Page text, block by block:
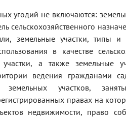
угодий не включаются:
сельскохозяйственного
земельные участки, типы
в качестве
а также земельные
ведения гражданами
участков,
правах на
недвижимости, право